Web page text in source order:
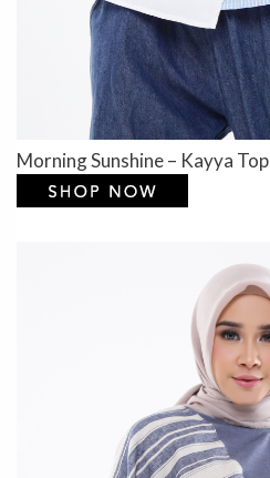
Morning Sunshine – Kayya Top